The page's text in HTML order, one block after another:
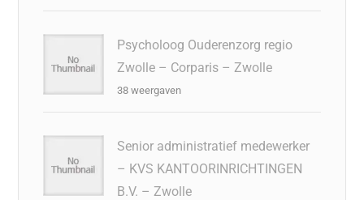
Psycholoog Ouderenzorg regio
Zwolle – Corparis – Zwolle
38 weergaven
Senior administratief medewerker
– KVS KANTOORINRICHTINGEN
B.V. – Zwolle